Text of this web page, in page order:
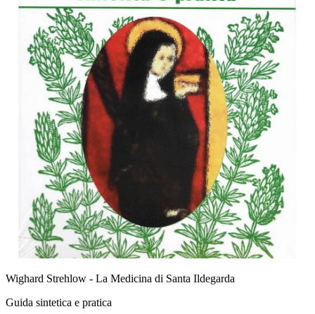
Wighard Strehlow - La Medicina di Santa Ildegarda
Guida sintetica e pratica